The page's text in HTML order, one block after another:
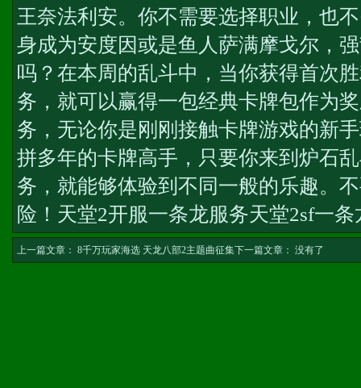
王奈法利安。你不需要选择职业，也
身成为安度因或是鱼人萨满摩戈尔，
吗？在本周的乱斗中，当你获得首次
务 ，就可以赢得一包经典卡牌包作为
务 ，无论你是刚刚接触卡牌游戏的新
拼多年的卡牌高手，只要你来到炉石
务 ，就能够体验到不同一般的乐趣。
险！ 天堂2开服一条龙服务天堂2sf一条
上一篇文章： 8千万玩家海选 天龙八部2主题曲征集下一篇文章： 没有了